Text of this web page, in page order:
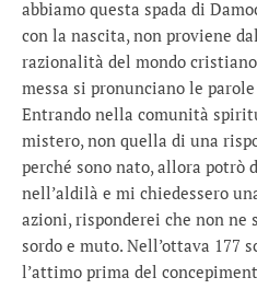
abbiamo questa spada di
con la nascita, non proviene
razionalità del mondo
messa si pronunciano le
Entrando nella comunità
mistero, non quella di una
perché sono nato, allora potrò
nell’aldilà e mi chiedessero
azioni, risponderei che non ne
sordo e muto. Nell’ottava 177
l’attimo prima del